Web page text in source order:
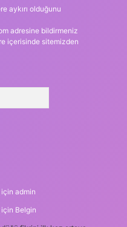
aykırı olduğunu
adresine bildirmeniz
içerisinde sitemizden
admin
Belgin